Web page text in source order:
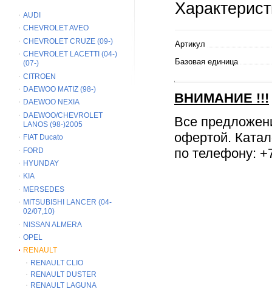
AUDI
CHEVROLET AVEO
CHEVROLET CRUZE (09-)
CHEVROLET LACETTI (04-)
(07-)
CITROEN
DAEWOO MATIZ (98-)
DAEWOO NEXIA
DAEWOO/CHEVROLET
LANOS (98-)2005
FIAT Ducato
FORD
HYUNDAY
KIA
MERSEDES
MITSUBISHI LANCER (04-
02/07,10)
NISSAN ALMERA
OPEL
RENAULT
RENAULT CLIO
RENAULT DUSTER
RENAULT LAGUNA
Артикул
Базовая единица
ВНИМАНИЕ !!!
Все
офертой.
по телефону: